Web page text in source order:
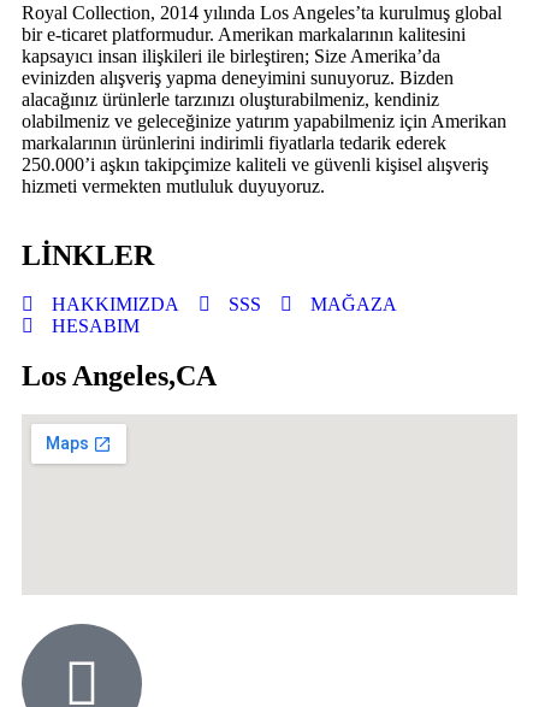
Royal Collection, 2014 yılında Los Angeles’ta kurulmuş global
bir e-ticaret platformudur. Amerikan markalarının kalitesini
kapsayıcı insan ilişkileri ile birleştiren; Size Amerika’da
evinizden alışveriş yapma deneyimini sunuyoruz. Bizden
alacağınız ürünlerle tarzınızı oluşturabilmeniz, kendiniz
olabilmeniz ve geleceğinize yatırım yapabilmeniz için Amerikan
markalarının ürünlerini indirimli fiyatlarla tedarik ederek
250.000’i aşkın takipçimize kaliteli ve güvenli kişisel alışveriş
hizmeti vermekten mutluluk duyuyoruz.
LİNKLER
HAKKIMIZDA SSS
MAĞAZA
HESABIM
Los Angeles,CA